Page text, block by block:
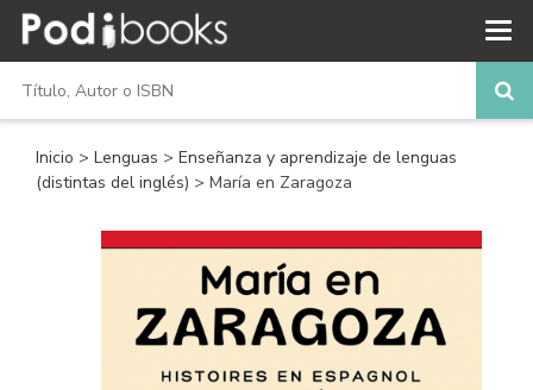
Inicio > Lenguas > Enseñanza y aprendizaje de lenguas
(distintas del inglés) > María en Zaragoza